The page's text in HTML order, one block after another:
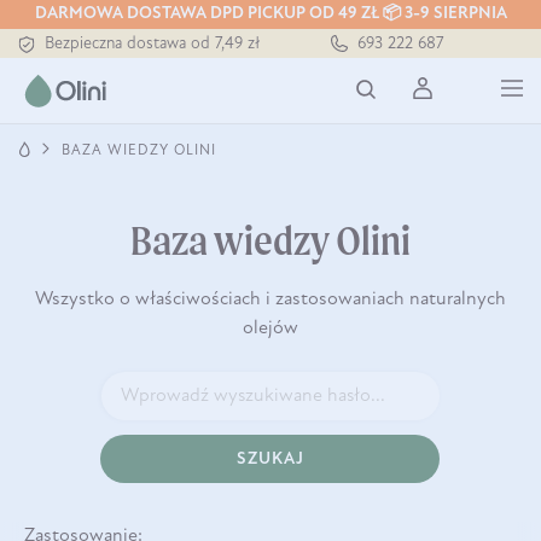
DARMOWA DOSTAWA DPD PICKUP OD 49 ZŁ 📦 3-9 SIERPNIA
Tłoczony zawsze na zimno
Bezpieczna dostawa od 7,49 zł
Tłoczony zawsze na zimno
693 222 687
BAZA WIEDZY OLINI
Baza wiedzy Olini
Wszystko o właściwościach i zastosowaniach naturalnych
olejów
SZUKAJ
Zastosowanie: